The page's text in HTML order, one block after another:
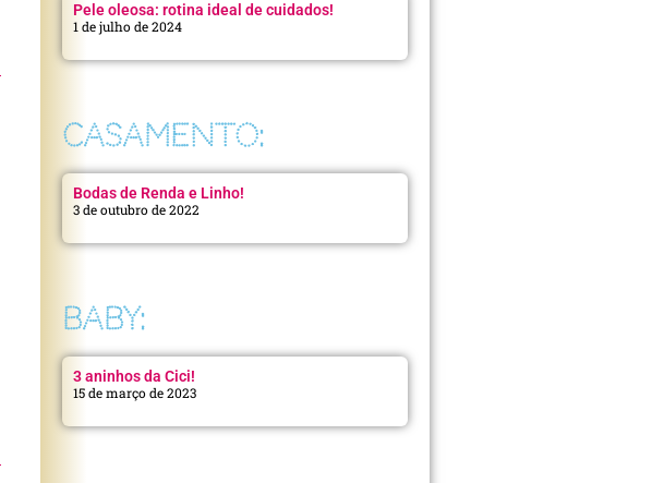
Pele oleosa: rotina ideal de cuidados!
1 de julho de 2024
CASAMENTO:
Bodas de Renda e Linho!
3 de outubro de 2022
BABY:
3 aninhos da Cici!
15 de março de 2023